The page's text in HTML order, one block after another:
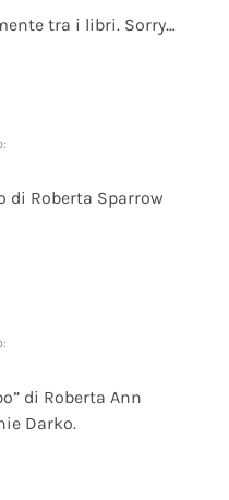
tra i libri. Sorry…
di Roberta Sparrow
di Roberta Ann
Darko.